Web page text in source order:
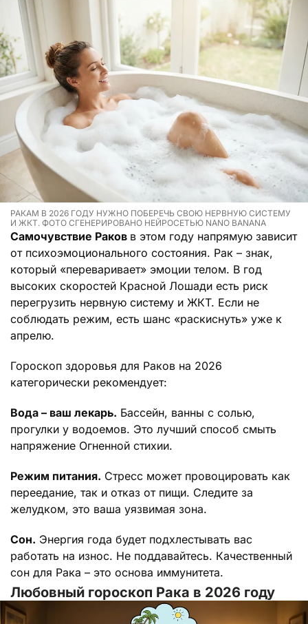
РАКАМ В 2026 ГОДУ НУЖНО ПОБЕРЕЧЬ СВОЮ НЕРВНУЮ СИСТЕМУ
И ЖКТ. ФОТО СГЕНЕРИРОВАНО НЕЙРОСЕТЬЮ NANO BANANA
Самочувствие Раков в этом году напрямую зависит
от психоэмоционального состояния. Рак – знак,
который «переваривает» эмоции телом. В год
высоких скоростей Красной Лошади есть риск
перегрузить нервную систему и ЖКТ. Если не
соблюдать режим, есть шанс «раскиснуть» уже к
апрелю.
Гороскоп здоровья для Раков на 2026
категорически рекомендует:
Вода – ваш лекарь. Бассейн, ванны с солью,
прогулки у водоемов. Это лучший способ смыть
напряжение Огненной стихии.
Режим питания. Стресс может провоцировать как
переедание, так и отказ от пищи. Следите за
желудком, это ваша уязвимая зона.
Сон. Энергия года будет подхлестывать вас
работать на износ. Не поддавайтесь. Качественный
сон для Рака – это основа иммунитета.
Любовный гороскоп Рака в 2026 году